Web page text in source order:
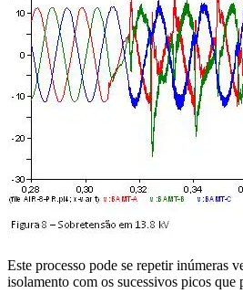
Este processo pode se repetir inúmeras
isolamento com os sucessivos picos que